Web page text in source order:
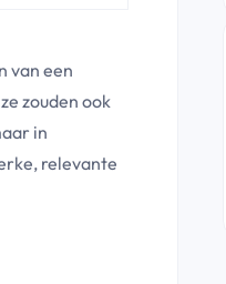
van een
zouden ook
in
relevante